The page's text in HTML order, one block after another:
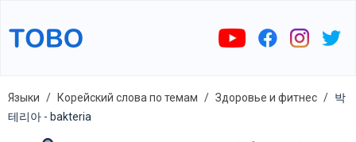
Языки Корейский слова по темам Здоровье и фитнес
박
테리아 - bakteria